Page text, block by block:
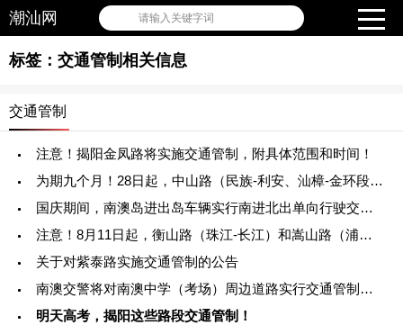
潮汕网 请输入关键字词
标签：交通管制相关信息
交通管制
注意！揭阳金凤路将实施交通管制，附具体范围和时间！
为期九个月！28日起，中山路（民族-利安、汕樟-金环段）将实施半幅封闭交通
国庆期间，南澳岛进出岛车辆实行南进北出单向行驶交通管制
注意！8月11日起，衡山路（珠江-长江）和嵩山路（浦江-桂华）将实施封闭交通
关于对紫泰路实施交通管制的公告
南澳交警将对南澳中学（考场）周边道路实行交通管制，禁止机动车辆通过
明天高考，揭阳这些路段交通管制！